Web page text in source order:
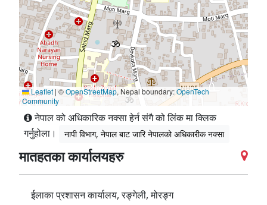
Leaflet | ©OpenStreetMap, Nepal boundary:OpenTech
Community
नेपाल को अधिकारिक नक्सा हेर्न संगै को लिंक मा क्लिक
गर्नुहोला।
नापी विभाग, नेपाल बाट जारि नेपालको अधिकारीक नक्सा
मातहतका कार्यालयहरु
ईलाका प्रशासन कार्यालय, रङ्गेली, मोरङ्ग